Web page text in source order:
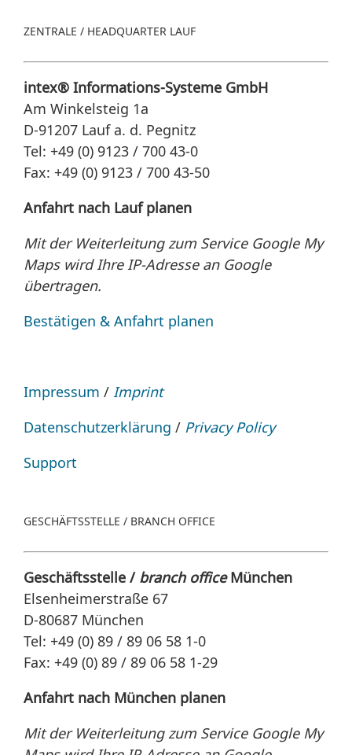
ZENTRALE / HEADQUARTER LAUF
intex® Informations-Systeme GmbH
Am Winkelsteig 1a
D-91207 Lauf a. d. Pegnitz
Tel: +49 (0) 9123 / 700 43-0
Fax: +49 (0) 9123 / 700 43-50
Anfahrt nach Lauf planen
Mit der Weiterleitung zum Service Google My
Maps wird Ihre IP-Adresse an Google
übertragen.
Bestätigen & Anfahrt planen
Impressum / Imprint
Datenschutzerklärung / Privacy Policy
Support
GESCHÄFTSSTELLE / BRANCH OFFICE
Geschäftsstelle / branch officeMünchen
Elsenheimerstraße 67
D-80687 München
Tel: +49 (0) 89 / 89 06 58 1-0
Fax: +49 (0) 89 / 89 06 58 1-29
Anfahrt nach München planen
Mit der Weiterleitung zum Service Google My